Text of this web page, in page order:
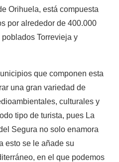
Orihuela, está compuesta
por alrededor de 400.000
Torrevieja y
que componen esta
una gran variedad de
culturales y
tipo de turista, pues La
Segura no solo enamora
esto se le añade su
en el que podemos